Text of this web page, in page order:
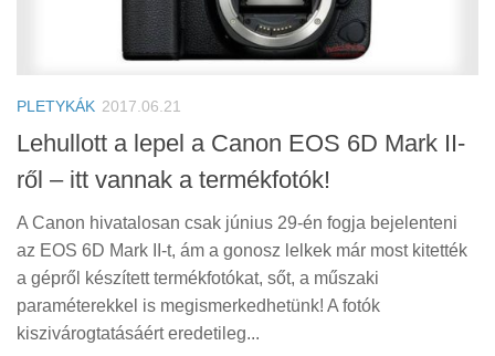
PLETYKÁK 2017.06.21
Lehullott a lepel a Canon EOS 6D Mark II-
ről – itt vannak a termékfotók!
A Canon hivatalosan csak június 29-én fogja bejelenteni
az EOS 6D Mark II-t, ám a gonosz lelkek már most kitették
a gépről készített termékfotókat, sőt, a műszaki
paraméterekkel is megismerkedhetünk! A fotók
kiszivárogtatásáért eredetileg...